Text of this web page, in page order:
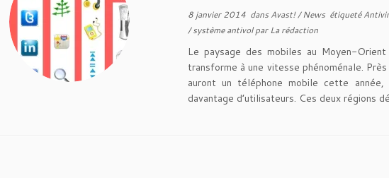
8 janvier 2014 dans Avast!/News étiqueté
/système antivolparLa rédaction
Le paysage des mobiles au Moyen-
transforme à une vitesse phénoménale.
auront un téléphone mobile cette
davantage d’utilisateurs. Ces deux régions